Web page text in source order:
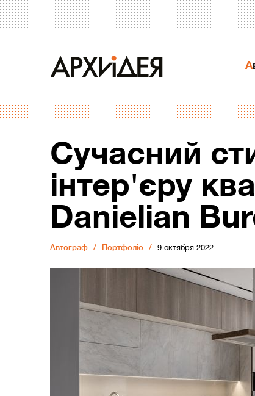
Сучасний
інтер'єру
Danielian
Автограф Портфоліо 9 октября 2022